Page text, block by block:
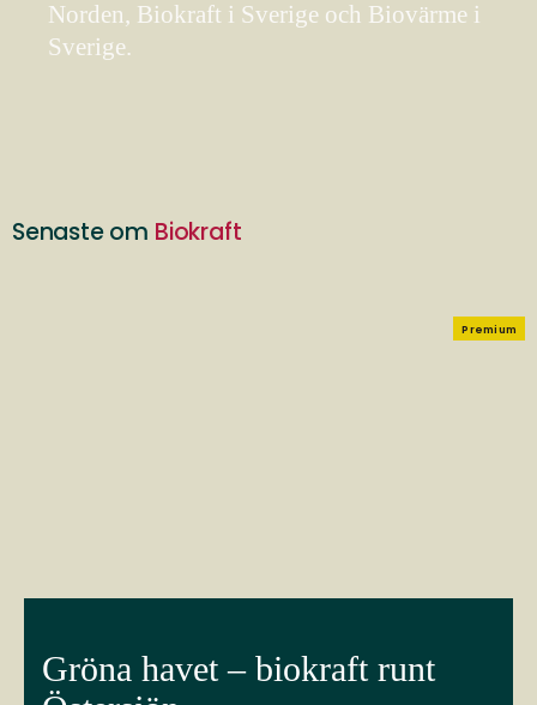
Norden, Biokraft i Sverige och Biovärme i
Sverige.
Senaste om Biokraft
Premium
Gröna havet – biokraft runt